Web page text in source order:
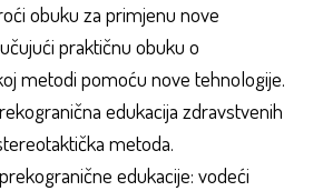
obuku za primjenu nove
praktičnu obuku o
metodi pomoću nove tehnologije.
edukacija zdravstvenih
metoda.
edukacije: vodeći